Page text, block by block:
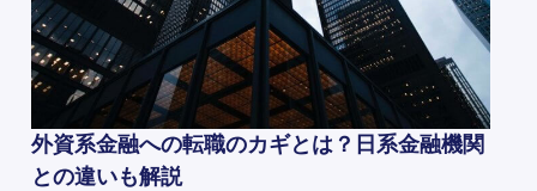
外資系金融への転職のカギとは？日系金融機関
との違いも解説